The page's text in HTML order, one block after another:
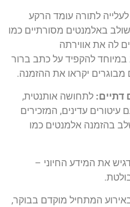
לתורה עומד הרקע
באלמנטים מסורתיים כמו
לה את אווירתה
להקפיד על כתב ברור
יקראו את ההזמנה.
דתיים: לתחושה אותנטית,
עיטורים עדינים, המזכירים
בהזמנה אלמנטים כמו
את המידע החיוני –
המתחיל מוקדם בבוקר,